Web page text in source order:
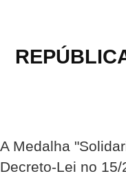
A Medalha
Decreto-Lei no